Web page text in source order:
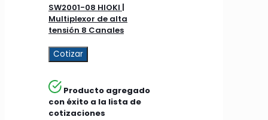
SW2001-08 HIOKI |
Multiplexor de alta
tensión 8 Canales
Cotizar
Producto agregado
con éxito a la lista de
cotizaciones